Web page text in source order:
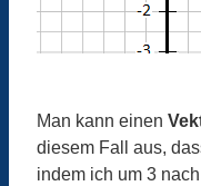
Man kann einen
diesem Fall aus,
indem ich um 3